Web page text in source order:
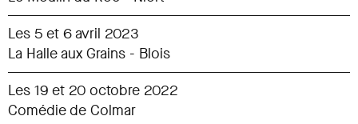
Les 5 et 6 avril 2023
La Halle aux Grains - Blois
Les 19 et 20 octobre 2022
Comédie de Colmar